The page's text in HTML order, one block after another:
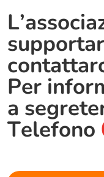
Per
a
Telefono